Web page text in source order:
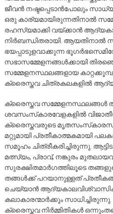
ജീവന്‍ നഷ്ടപ്പെടാന്‍പോലും
ഒരു കാര്യമായിരുന്നതിനാല്‍
രഹസ്യമാക്കി വയ്ക്കാന്‍
നിര്‍ബന്ധിതരായി. ആയതിനാല്‍
ഭയപ്പാടുളവാക്കുന്ന
സഭാസമ്മേളനങ്ങള്‍ക്കായി
സമ്മേളനസ്ഥലങ്ങളായ
ക്രൈസ്തവ ചിത്രകലകളില്‍
ക്രൈസ്തവ സമ്മേളനസ്ഥലങ്ങള്‍
ശവസംസ്‌കാരവേളകളില്‍
ക്രൈസ്തവരുടെ
മറ്റുമായി പ്രതീകാത്മകമായി
സമൂഹം ചിത്രീകരിച്ചിരുന്നു.
മത്സ്യം, പ്രാവ്, നങ്കുരം മുതലായവ
സുരക്ഷിതമാര്‍ഗത്തിലൂടെ
തങ്ങള്‍ക്ക് പറയാനുള്ളത്
ചെയ്യാന്‍
കലാകാരന്മാര്‍ക്കും
ക്രൈസ്തവ നിര്‍മ്മിതികള്‍